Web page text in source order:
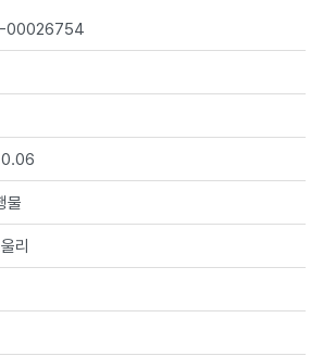
00026754
물
리